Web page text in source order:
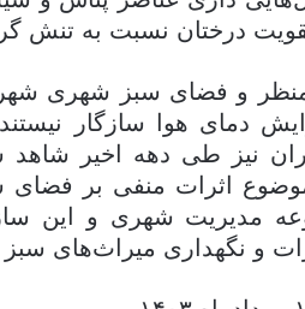
درختان نسبت به تنش
و فضای سبز شهری
دمای هوا سازگار
نیز طی دهه اخیر
اثرات منفی بر فضای
مدیریت شهری و این
و نگهداری میراث‌های